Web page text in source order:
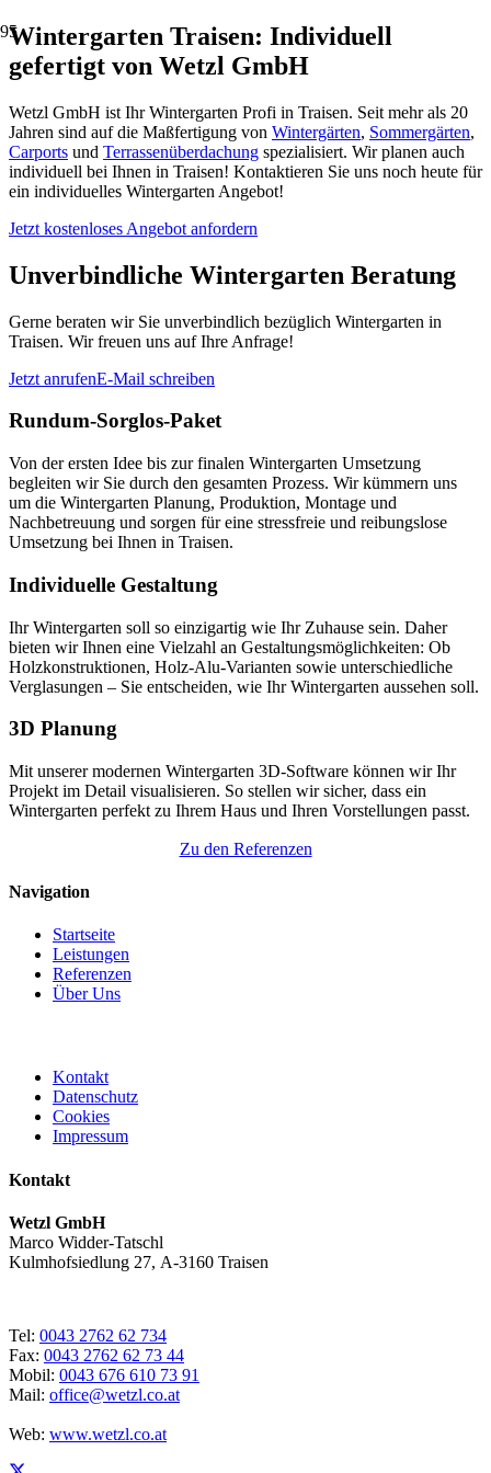
Wintergarten Traisen: Individuell
gefertigt von Wetzl GmbH
Wetzl GmbH ist Ihr Wintergarten Profi in Traisen. Seit mehr als 20
Jahren sind auf die Maßfertigung von Wintergärten, Sommergärten,
Carports und Terrassenüberdachung spezialisiert. Wir planen auch
individuell bei Ihnen in Traisen! Kontaktieren Sie uns noch heute für
ein individuelles Wintergarten Angebot!
Jetzt kostenloses Angebot anfordern
Unverbindliche Wintergarten Beratung
Gerne beraten wir Sie unverbindlich bezüglich Wintergarten in
Traisen. Wir freuen uns auf Ihre Anfrage!
Jetzt anrufenE-Mail schreiben
Rundum-Sorglos-Paket
Von der ersten Idee bis zur finalen Wintergarten Umsetzung
begleiten wir Sie durch den gesamten Prozess. Wir kümmern uns
um die Wintergarten Planung, Produktion, Montage und
Nachbetreuung und sorgen für eine stressfreie und reibungslose
Umsetzung bei Ihnen in Traisen.
Individuelle Gestaltung
Ihr Wintergarten soll so einzigartig wie Ihr Zuhause sein. Daher
bieten wir Ihnen eine Vielzahl an Gestaltungsmöglichkeiten: Ob
Holzkonstruktionen, Holz-Alu-Varianten sowie unterschiedliche
Verglasungen – Sie entscheiden, wie Ihr Wintergarten aussehen soll.
3D Planung
Mit unserer modernen Wintergarten 3D-Software können wir Ihr
Projekt im Detail visualisieren. So stellen wir sicher, dass ein
Wintergarten perfekt zu Ihrem Haus und Ihren Vorstellungen passt.
Zu den Referenzen
Navigation
Startseite
Leistungen
Referenzen
Über Uns
Kontakt
Datenschutz
Cookies
Impressum
Kontakt
Wetzl GmbH
Marco Widder-Tatschl
Kulmhofsiedlung 27, A-3160 Traisen
Tel: 0043 2762 62 734
Fax: 0043 2762 62 73 44
Mobil: 0043 676 610 73 91
Mail: office@wetzl.co.at
Web: www.wetzl.co.at